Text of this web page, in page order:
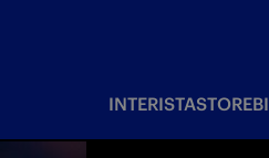
INTERISTASTORE